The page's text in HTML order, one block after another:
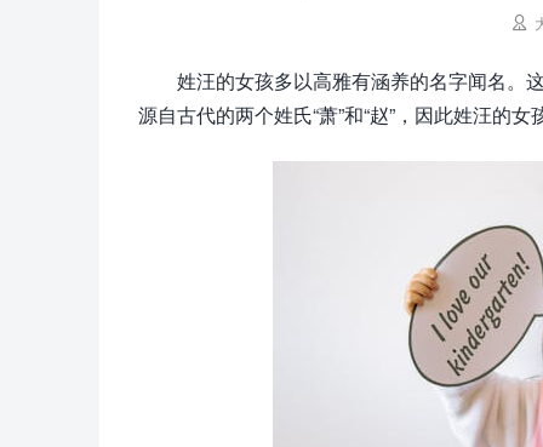

姓汪的女孩多以高雅有涵养的名字闻名。
源自古代的两个姓氏“萧”和“赵”，因此姓汪的